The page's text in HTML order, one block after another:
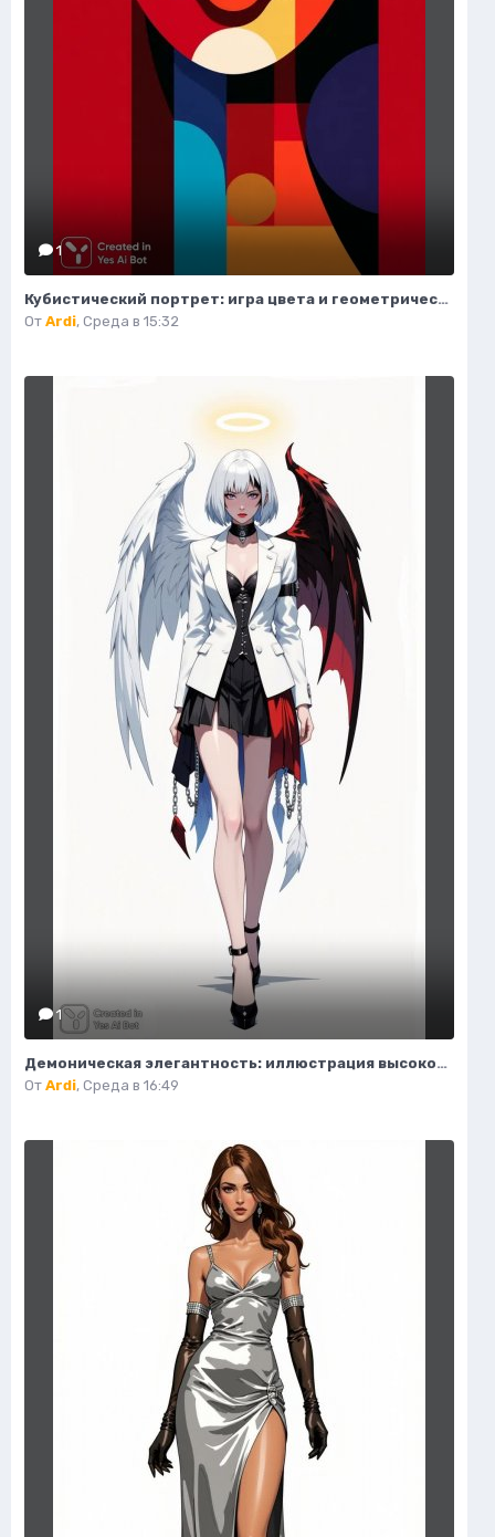
1
Кубистический портрет: игра цвета и геометрических форм. Нейросеть Midjourney
От Ardi, Среда в 15:32
1
Демоническая элегантность: иллюстрация высокой моды в стиле фэнтези. Нейросеть Flux.1
От Ardi, Среда в 16:49